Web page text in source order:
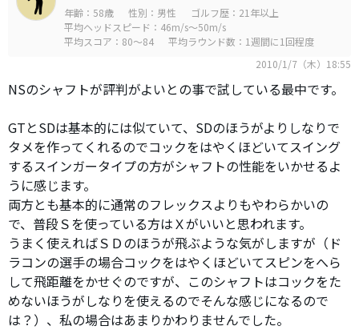
年齢：58歳 性別：男性
ゴルフ歴：21年以上
平均ヘッドスピード：46m/s～50m/s
平均スコア：80～84
平均ラウンド数：1週間に1回程度
2010/1/7（木）18:55
NSのシャフトが評判がよいとの事で試している最中です。
GTとSDは基本的には似ていて、SDのほうがよりしなりで
タメを作ってくれるのでコックをはやくほどいてスイング
するスインガータイプの方がシャフトの性能をいかせるよ
うに感じます。
両方とも基本的に通常のフレックスよりもやわらかいの
で、普段Ｓを使っている方はＸがいいと思われます。
うまく使えればＳＤのほうが飛ぶような気がしますが（ド
ラコンの選手の場合コックをはやくほどいてスピンをへら
して飛距離をかせぐのですが、このシャフトはコックをた
めないほうがしなりを使えるのでそんな感じになるので
は？）、私の場合はあまりかわりませんでした。